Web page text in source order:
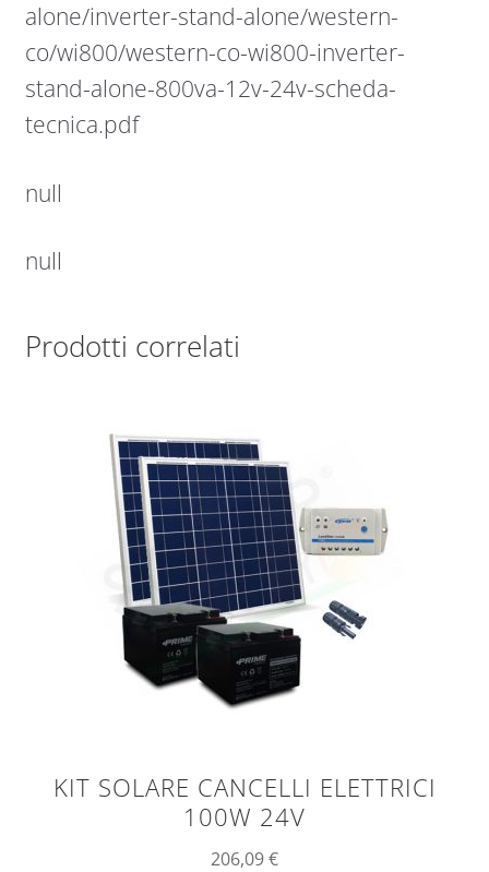
alone/inverter-stand-alone/western-
co/wi800/western-co-wi800-inverter-
stand-alone-800va-12v-24v-scheda-
tecnica.pdf
null
null
Prodotti correlati
KIT SOLARE CANCELLI ELETTRICI
100W 24V
206,09€